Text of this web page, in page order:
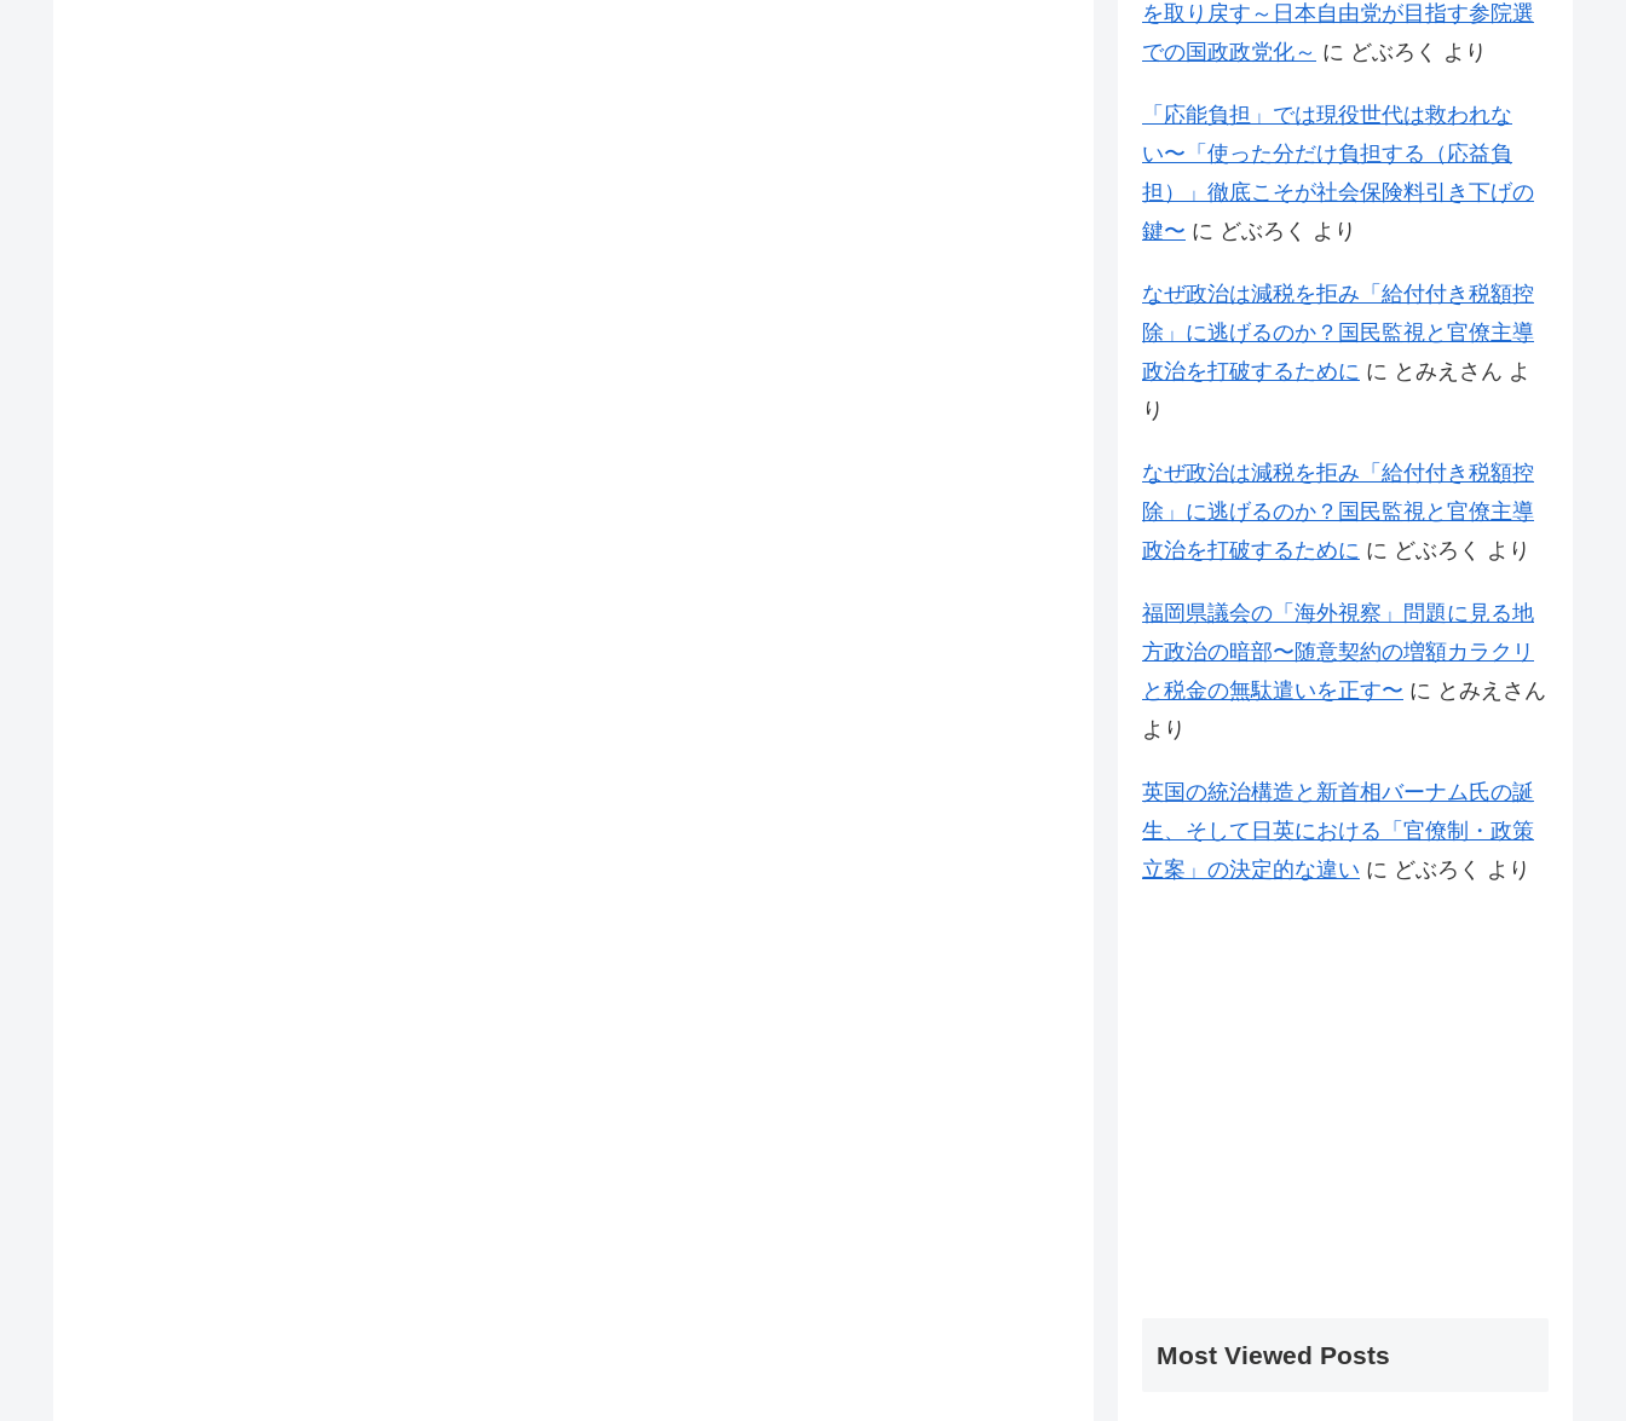
を取り戻す～日本自由党が目指す参院選
での国政政党化～ に どぶろく より
「応能負担」では現役世代は救われな
い〜「使った分だけ負担する（応益負
担）」徹底こそが社会保険料引き下げの
鍵〜 に どぶろく より
なぜ政治は減税を拒み「給付付き税額控
除」に逃げるのか？国民監視と官僚主導
政治を打破するために に とみえさん よ
り
なぜ政治は減税を拒み「給付付き税額控
除」に逃げるのか？国民監視と官僚主導
政治を打破するために に どぶろく より
福岡県議会の「海外視察」問題に見る地
方政治の暗部〜随意契約の増額カラクリ
と税金の無駄遣いを正す〜 に とみえさん
より
英国の統治構造と新首相バーナム氏の誕
生、そして日英における「官僚制・政策
立案」の決定的な違い に どぶろく より
Most Viewed Posts